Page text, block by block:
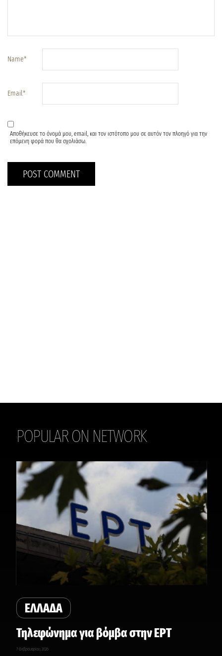
Name*
Email*
Αποθήκευσε το όνομά μου, email, και τον ιστότοπο μου σε αυτόν τον πλοηγό για την
επόμενη φορά που θα σχολιάσω.
POPULAR ON NETWORK
THE DAILY
ΕΛΛΑΔΑ
Τηλεφώνημα για βόμβα στην ΕΡΤ
7 Φεβρουαρίου, 2026